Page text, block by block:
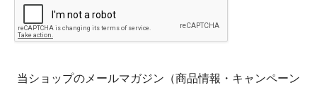
当ショップのメールマガジン（商品情報・キャンペーン